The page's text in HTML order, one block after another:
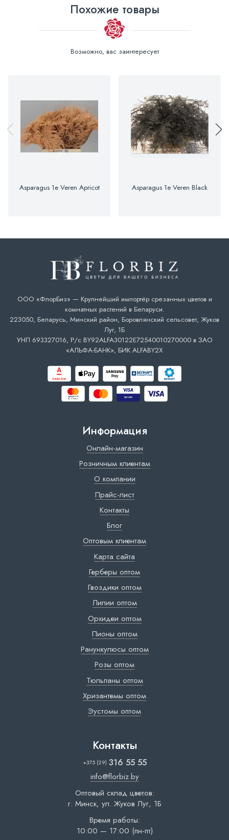
Похожие товары
Возможно, вас заинтересует
Asparagus 1e Veren Apricot Asparagus 1e Veren Black
ООО «ФлорБиз» — Крупнейший импортёр срезанных цветов и
комнатных растений в Беларуси.
223050, Беларусь, Минский район, Боровлянский сельсовет, Жуков
Луг, 1Б
УНП 693327016, Р/с BY92ALFA30122E72540010270000 в ЗАО
«АЛЬФА-БАНК», БИК ALFABY2X
Информация
Онлайн-магазин
Розничным клиентам
О компании
Прайс-лист
Контакты
Блог
Оптовым клиентам
Карта сайта
Герберы оптом
Гвоздики оптом
Лилии оптом
Орхидеи оптом
Пионы оптом
Ранункулюсы оптом
Розы оптом
Тюльпаны оптом
Хризантемы оптом
Эустомы оптом
Контакты
+375 (29) 316 55 55
info@florbiz.by
Оптовый склад цветов:
г. Минск, ул. Жуков Луг, 1Б
Время работы:
10:00 — 17:00 (пн-пт)